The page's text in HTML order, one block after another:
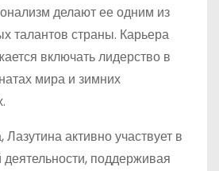
делают ее одним из
талантов страны. Карьера
включать лидерство в
мира и зимних
активно участвует в
деятельности, поддерживая